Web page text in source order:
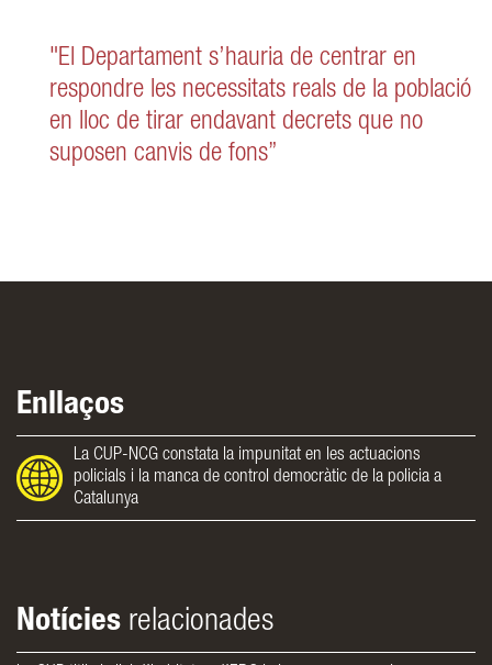
"El Departament s’hauria de centrar en
respondre les necessitats reals de la població
en lloc de tirar endavant decrets que no
suposen canvis de fons”
Enllaços
La CUP-NCG constata la impunitat en les actuacions
policials i la manca de control democràtic de la policia a
Catalunya
Notícies relacionades